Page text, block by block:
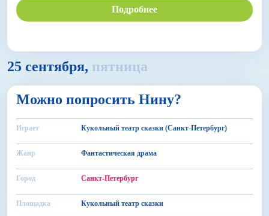
Подробнее
25 сентября, пятница
6+
Можно попросить Нину?
Играет Кукольный театр сказки (Санкт-Петербург)
Жанр Фантастическая драма
Город Санкт-Петербург
Площадка Кукольный театр сказки